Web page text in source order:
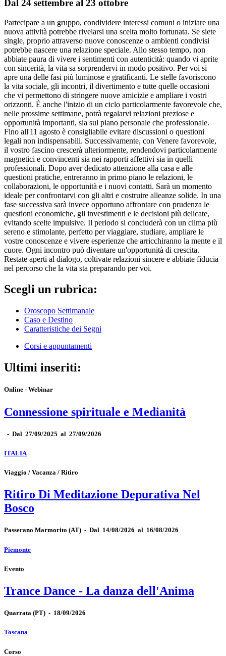
Dal 24 settembre al 23 ottobre
Partecipare a un gruppo, condividere interessi comuni o iniziare una
nuova attività potrebbe rivelarsi una scelta molto fortunata. Se siete
single, proprio attraverso nuove conoscenze o ambienti condivisi
potrebbe nascere una relazione speciale. Allo stesso tempo, non
abbiate paura di vivere i sentimenti con autenticità: quando vi aprite
con sincerità, la vita sa sorprendervi in modo positivo. Per voi si
apre una delle fasi più luminose e gratificanti. Le stelle favoriscono
la vita sociale, gli incontri, il divertimento e tutte quelle occasioni
che vi permettono di stringere nuove amicizie e ampliare i vostri
orizzonti. È anche l'inizio di un ciclo particolarmente favorevole che,
nelle prossime settimane, potrà regalarvi relazioni preziose e
opportunità importanti, sia sul piano personale che professionale.
Fino all'11 agosto è consigliabile evitare discussioni o questioni
legali non indispensabili. Successivamente, con Venere favorevole,
il vostro fascino crescerà ulteriormente, rendendovi particolarmente
magnetici e convincenti sia nei rapporti affettivi sia in quelli
professionali. Dopo aver dedicato attenzione alla casa e alle
questioni pratiche, entreranno in primo piano le relazioni, le
collaborazioni, le opportunità e i nuovi contatti. Sarà un momento
ideale per confrontarvi con gli altri e costruire alleanze solide. In una
fase successiva sarà invece opportuno affrontare con prudenza le
questioni economiche, gli investimenti e le decisioni più delicate,
evitando scelte impulsive. Il periodo si concluderà con un clima più
sereno e stimolante, perfetto per viaggiare, studiare, ampliare le
vostre conoscenze e vivere esperienze che arricchiranno la mente e il
cuore. Ogni incontro può diventare un'opportunità di crescita.
Restate aperti al dialogo, coltivate relazioni sincere e abbiate fiducia
nel percorso che la vita sta preparando per voi.
Scegli un rubrica:
Oroscopo Settimanale
Caso e Destino
Caratteristiche dei Segni
Corsi e appuntamenti
Ultimi inseriti:
Online - Webinar
Connessione spirituale e Medianità
- Dal 27/09/2025 al 27/09/2026
ITALIA
Viaggio / Vacanza / Ritiro
Ritiro Di Meditazione Depurativa Nel
Bosco
Passerano Marmorito (AT) - Dal 14/08/2026 al 16/08/2026
Piemonte
Evento
Trance Dance - La danza dell'Anima
Quarrata (PT) - 18/09/2026
Toscana
Corso